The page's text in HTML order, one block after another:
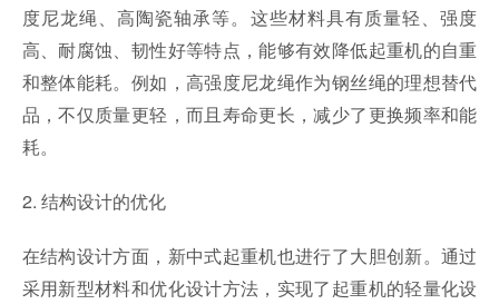
度尼龙绳、高陶瓷轴承等。这些材料具有质量轻、强度
高、耐腐蚀、韧性好等特点，能够有效降低起重机的自重
和整体能耗。例如，高强度尼龙绳作为钢丝绳的理想替代
品，不仅质量更轻，而且寿命更长，减少了更换频率和能
耗。
2. 结构设计的优化
在结构设计方面，新中式起重机也进行了大胆创新。通过
采用新型材料和优化设计方法，实现了起重机的轻量化设